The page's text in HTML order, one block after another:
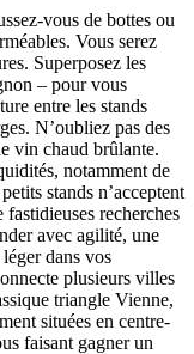
vous de bottes ou
Vous serez
Superposez les
– pour vous
entre les stands
N’oubliez pas des
vin chaud brûlante.
notamment de
stands n’acceptent
fastidieuses recherches
avec agilité, une
dans vos
plusieurs villes
triangle Vienne,
situées en centre-
faisant gagner un